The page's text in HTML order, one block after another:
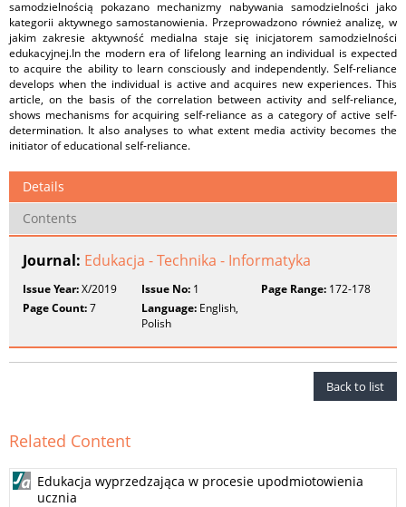
samodzielnością pokazano mechanizmy nabywania samodzielności jako
kategorii aktywnego samostanowienia. Przeprowadzono również analizę, w
jakim zakresie aktywność medialna staje się inicjatorem samodzielności
edukacyjnej.In the modern era of lifelong learning an individual is expected
to acquire the ability to learn consciously and independently. Self-reliance
develops when the individual is active and acquires new experiences. This
article, on the basis of the correlation between activity and self-reliance,
shows mechanisms for acquiring self-reliance as a category of active self-
determination. It also analyses to what extent media activity becomes the
initiator of educational self-reliance.
Details
Contents
Journal: Edukacja - Technika - Informatyka
Issue Year:X/2019 Issue No: 1 Page Range:172-178
Page Count:7 Language: English,
Polish
Back to list
Related Content
Edukacja wyprzedzająca w procesie upodmiotowienia
ucznia